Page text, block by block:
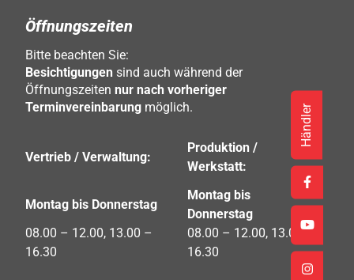
Öffnungszeiten
Bitte beachten Sie:
Besichtigungen sind auch während der
Öffnungszeiten nur nach vorheriger
Terminvereinbarung möglich.
Vertrieb / Verwaltung:
Produktion /
Werkstatt:
Montag bis Donnerstag
Montag bis
Donnerstag
08.00 – 12.00, 13.00 –
16.30
08.00 – 12.00, 13.00 –
16.30
Händler